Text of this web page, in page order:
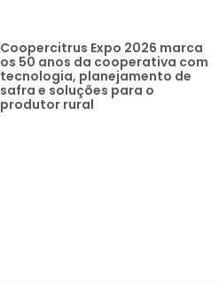
Coopercitrus Expo 2026 marca
os 50 anos da cooperativa com
tecnologia, planejamento de
safra e soluções para o
produtor rural